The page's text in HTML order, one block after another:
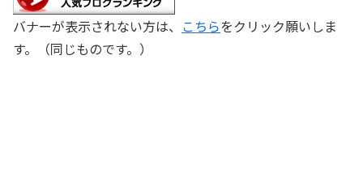
バナーが表示されない方は、 こちらをクリック願いしま
す。（同じものです。）